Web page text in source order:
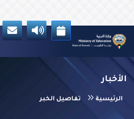
الأخبار
الرئيسية تفاصيل الخبر